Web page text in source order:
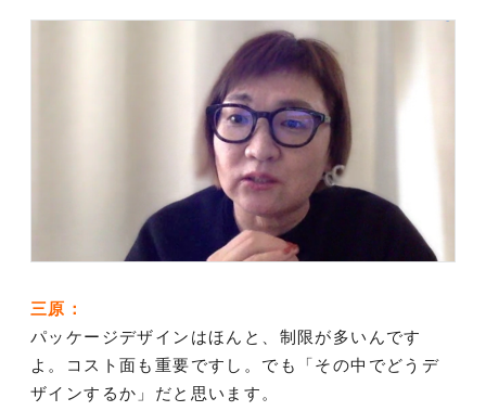
三原：
パッケージデザインはほんと、制限が多いんです
よ。コスト面も重要ですし。でも「その中でどうデ
ザインするか」だと思います。